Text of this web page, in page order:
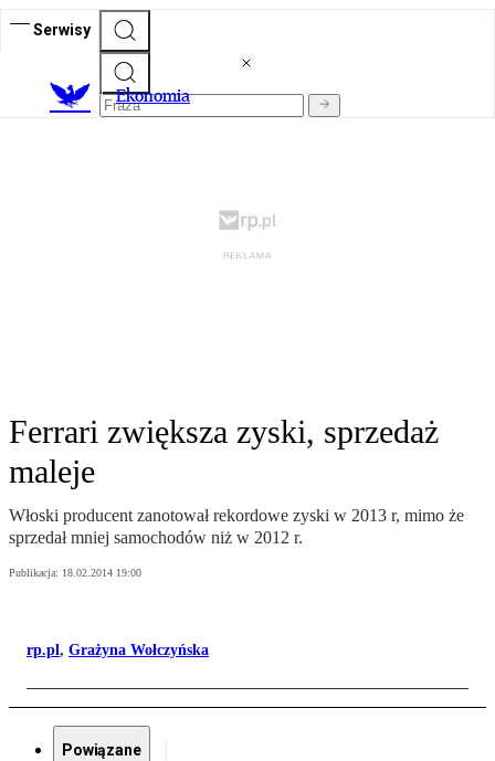
Serwisy
Ekonomia
Ferrari zwiększa zyski, sprzedaż
maleje
Włoski producent zanotował rekordowe zyski w 2013 r, mimo że
sprzedał mniej samochodów niż w 2012 r.
Publikacja: 18.02.2014 19:00
rp.pl, Grażyna Wołczyńska
Powiązane